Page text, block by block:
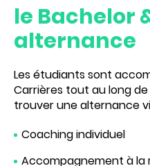
le Bachelor
alternance
Les étudiants sont
Carrières tout au long
trouver une alternance
Coaching individuel
Accompagnement à la